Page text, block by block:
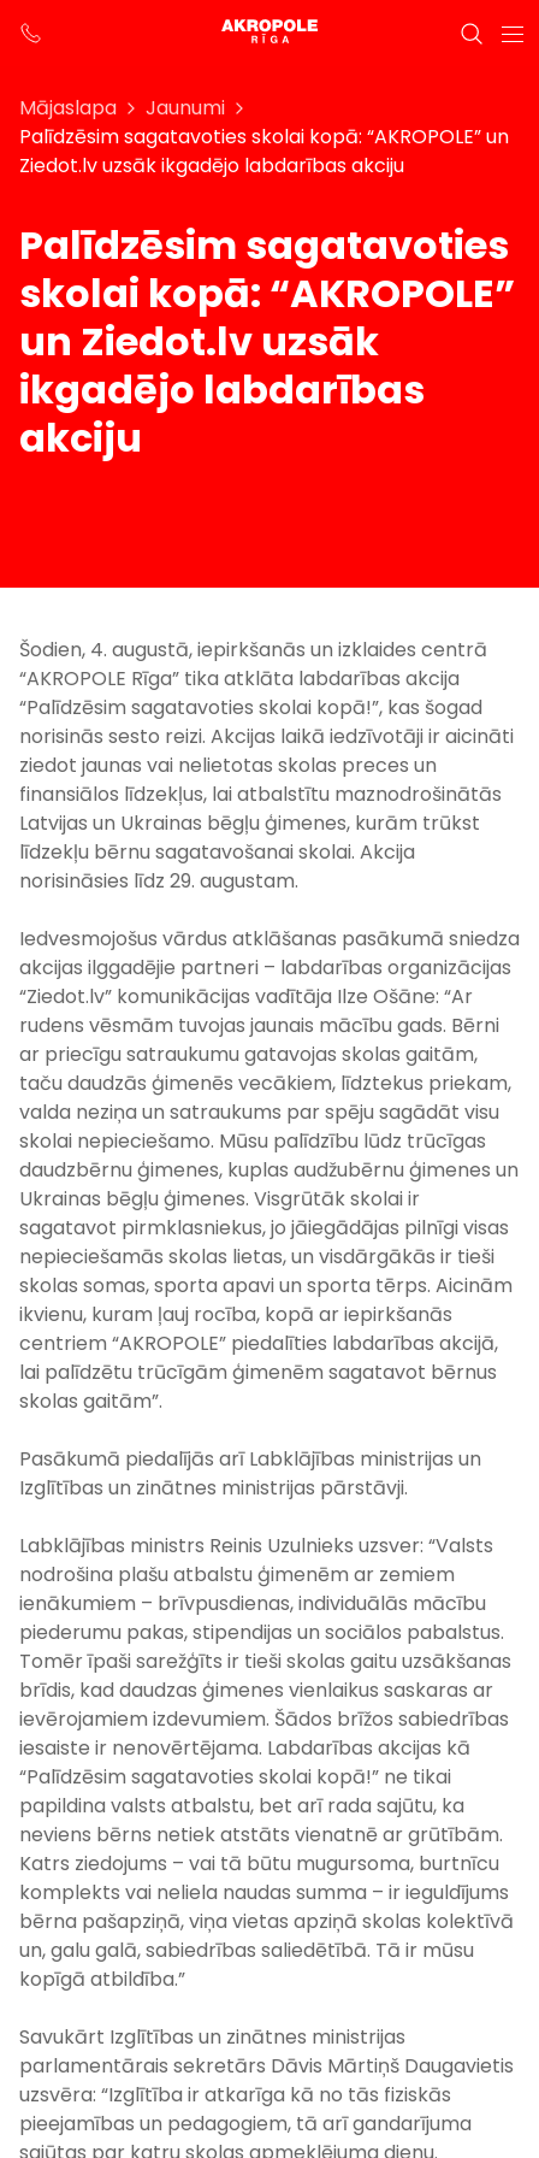
Mājaslapa
Jaunumi
Palīdzēsim sagatavoties skolai kopā: “AKROPOLE” un
Ziedot.lv uzsāk ikgadējo labdarības akciju
Palīdzēsim sagatavoties
skolai kopā: “AKROPOLE”
un Ziedot.lv uzsāk
ikgadējo labdarības
akciju
Šodien, 4. augustā, iepirkšanās un izklaides centrā
“AKROPOLE Rīga” tika atklāta labdarības akcija
“Palīdzēsim sagatavoties skolai kopā!”, kas šogad
norisinās sesto reizi. Akcijas laikā iedzīvotāji ir aicināti
ziedot jaunas vai nelietotas skolas preces un
finansiālos līdzekļus, lai atbalstītu maznodrošinātās
Latvijas un Ukrainas bēgļu ģimenes, kurām trūkst
līdzekļu bērnu sagatavošanai skolai. Akcija
norisināsies līdz 29. augustam.
Iedvesmojošus vārdus atklāšanas pasākumā sniedza
akcijas ilggadējie partneri – labdarības organizācijas
“Ziedot.lv” komunikācijas vadītāja Ilze Ošāne: “Ar
rudens vēsmām tuvojas jaunais mācību gads. Bērni
ar priecīgu satraukumu gatavojas skolas gaitām,
taču daudzās ģimenēs vecākiem, līdztekus priekam,
valda neziņa un satraukums par spēju sagādāt visu
skolai nepieciešamo. Mūsu palīdzību lūdz trūcīgas
daudzbērnu ģimenes, kuplas audžubērnu ģimenes un
Ukrainas bēgļu ģimenes. Visgrūtāk skolai ir
sagatavot pirmklasniekus, jo jāiegādājas pilnīgi visas
nepieciešamās skolas lietas, un visdārgākās ir tieši
skolas somas, sporta apavi un sporta tērps. Aicinām
ikvienu, kuram ļauj rocība, kopā ar iepirkšanās
centriem “AKROPOLE” piedalīties labdarības akcijā,
lai palīdzētu trūcīgām ģimenēm sagatavot bērnus
skolas gaitām”.
Pasākumā piedalījās arī Labklājības ministrijas un
Izglītības un zinātnes ministrijas pārstāvji.
Labklājības ministrs Reinis Uzulnieks uzsver: “Valsts
nodrošina plašu atbalstu ģimenēm ar zemiem
ienākumiem – brīvpusdienas, individuālās mācību
piederumu pakas, stipendijas un sociālos pabalstus.
Tomēr īpaši sarežģīts ir tieši skolas gaitu uzsākšanas
brīdis, kad daudzas ģimenes vienlaikus saskaras ar
ievērojamiem izdevumiem. Šādos brīžos sabiedrības
iesaiste ir nenovērtējama. Labdarības akcijas kā
“Palīdzēsim sagatavoties skolai kopā!” ne tikai
papildina valsts atbalstu, bet arī rada sajūtu, ka
neviens bērns netiek atstāts vienatnē ar grūtībām.
Katrs ziedojums – vai tā būtu mugursoma, burtnīcu
komplekts vai neliela naudas summa – ir ieguldījums
bērna pašapziņā, viņa vietas apziņā skolas kolektīvā
un, galu galā, sabiedrības saliedētībā. Tā ir mūsu
kopīgā atbildība.”
Savukārt Izglītības un zinātnes ministrijas
parlamentārais sekretārs Dāvis Mārtiņš Daugavietis
uzsvēra: “Izglītība ir atkarīga kā no tās fiziskās
pieejamības un pedagogiem, tā arī gandarījuma